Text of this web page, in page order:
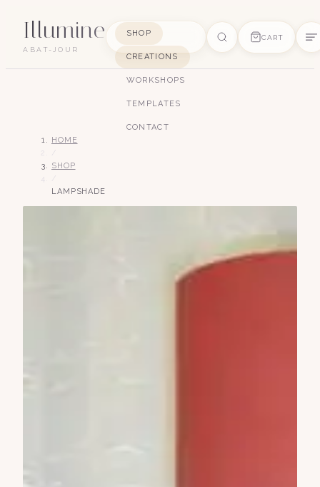
Illumine
ABAT-JOUR
SHOP
CREATIONS
WORKSHOPS
TEMPLATES
CONTACT
CART
HOME
SHOP
LAMPSHADE